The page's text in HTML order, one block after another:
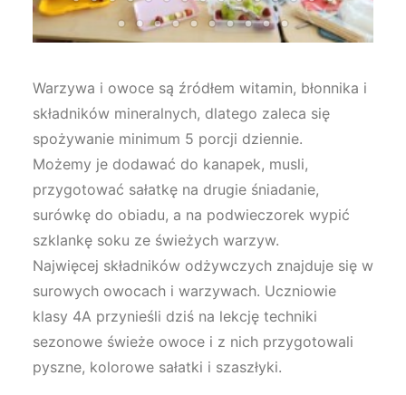
Warzywa i owoce są źródłem witamin, błonnika i
składników mineralnych, dlatego zaleca się
spożywanie minimum 5 porcji dziennie.
Możemy je dodawać do kanapek, musli,
przygotować sałatkę na drugie śniadanie,
surówkę do obiadu, a na podwieczorek wypić
szklankę soku ze świeżych warzyw.
Najwięcej składników odżywczych znajduje się w
surowych owocach i warzywach. Uczniowie
klasy 4A przynieśli dziś na lekcję techniki
sezonowe świeże owoce i z nich przygotowali
pyszne, kolorowe sałatki i szaszłyki.